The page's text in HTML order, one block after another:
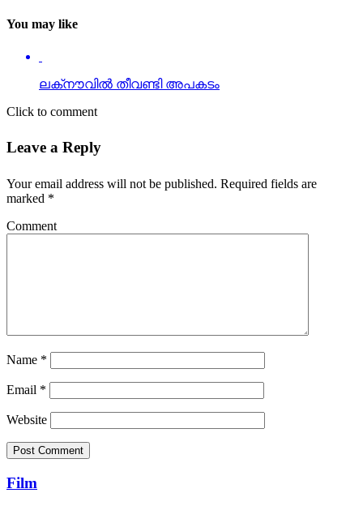
You may like
ലക്‌നൗവില്‍ തീവണ്ടി അപകടം
Click to comment
Leave a Reply
Your email address will not be published. Required fields are
marked *
Comment
Name *
Email *
Website
Film